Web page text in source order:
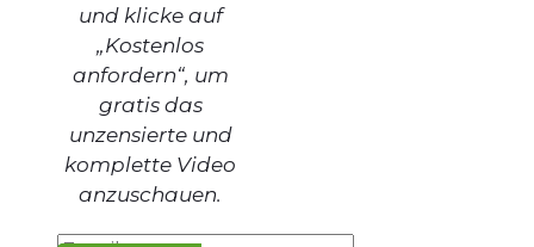
und klicke auf
„Kostenlos
anfordern“, um
gratis das
unzensierte und
komplette Video
anzuschauen.